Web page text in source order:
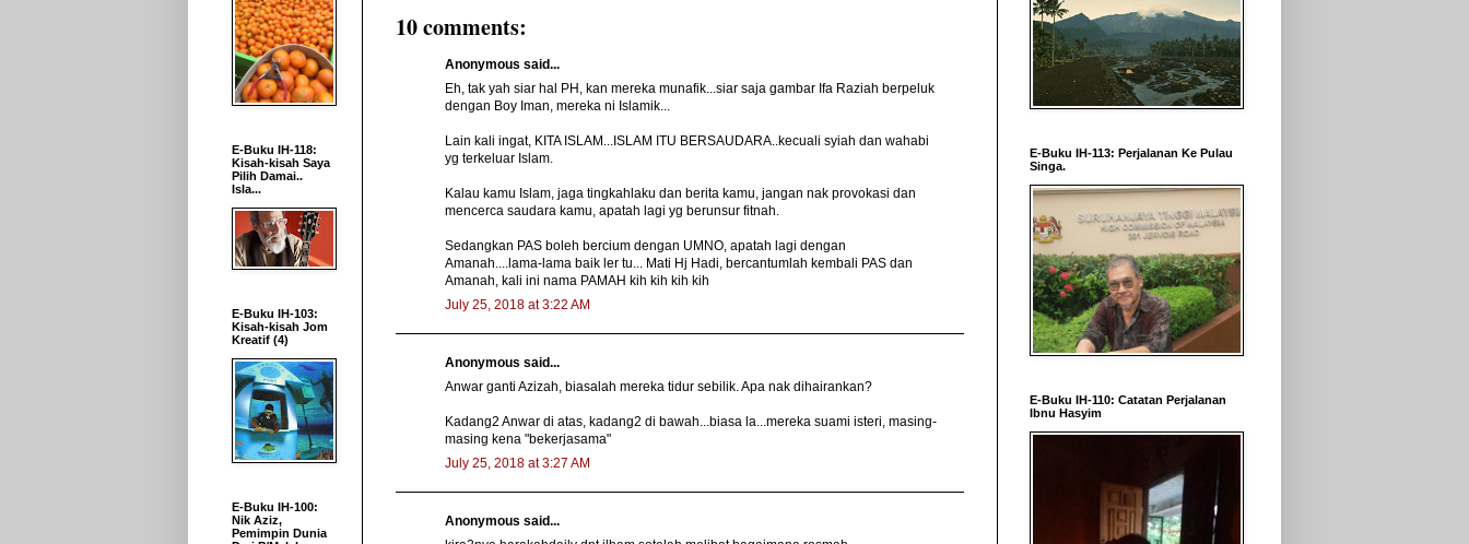
10 comments:
Anonymous said...
Eh, tak yah siar hal PH, kan mereka munafik...siar saja gambar Ifa Raziah berpeluk
dengan Boy Iman, mereka ni Islamik...
Lain kali ingat, KITA ISLAM...ISLAM ITU BERSAUDARA..kecuali syiah dan wahabi
yg terkeluar Islam.
Kalau kamu Islam, jaga tingkahlaku dan berita kamu, jangan nak provokasi dan
mencerca saudara kamu, apatah lagi yg berunsur fitnah.
Sedangkan PAS boleh bercium dengan UMNO, apatah lagi dengan
Amanah....lama-lama baik ler tu... Mati Hj Hadi, bercantumlah kembali PAS dan
Amanah, kali ini nama PAMAH kih kih kih kih
July 25, 2018 at 3:22 AM
Anonymous said...
Anwar ganti Azizah, biasalah mereka tidur sebilik. Apa nak dihairankan?
Kadang2 Anwar di atas, kadang2 di bawah...biasa la...mereka suami isteri, masing-
masing kena "bekerjasama"
July 25, 2018 at 3:27 AM
Anonymous said...
E-Buku IH-118:
Kisah-kisah Saya
Pilih Damai..
Isla...
E-Buku IH-103:
Kisah-kisah Jom
Kreatif (4)
E-Buku IH-100:
Nik Aziz,
Pemimpin Dunia
E-Buku IH-113: Perjalanan Ke Pulau
Singa.
E-Buku IH-110: Catatan Perjalanan
Ibnu Hasyim